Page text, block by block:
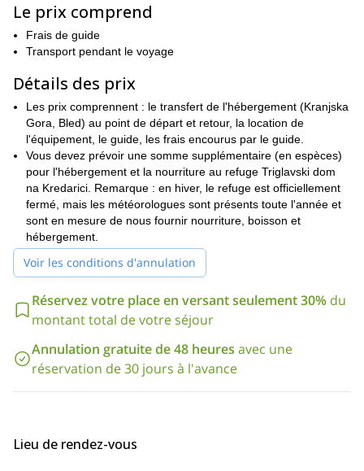
Il est important de considérer que les programmes d'escalade
d'une journée sont réservés aux personnes ayant une excellente
condition physique. Cela signifie que vous devez avoir un niveau
5 sur une échelle d'endurance de 1 à 5.
Voici les 2 routes que nous pouvons prendre :
Parcours d'escalade de la vallée de Krma
La voie d'ascension la plus facile jusqu'au sommet du Mt Triglav
est deKrma Valley.Elle implique entre 12 et 14 heures
d'escalade, pour environ 2000 m de dénivelé. Il y a aussi une via
ferrata de 400 m.
Parcours d'escalade de la vallée de Vrata
La voie d'escalade à partir duVallée de Vrataest la voie la plus
difficile pour l'ascension de ce sommet. Elle implique une via
ferrata de 1500 mètres de long, avec près de 2000 mètres de
dénivelé.
Faites-moi savoir si vous acceptez le défi d'une ascension d'un
jour du Mont Triglav. Si vous pensez que c'est trop difficile,
consultez le site web de l'association.
d'escalade que je propose. Contactez-moi pour que nous
puissions discuter de la meilleure option pour vous et
commencer à planifier votre aventure !
Le prix comprend
Frais de guide
Transport pendant le voyage
Détails des prix
Les prix comprennent : le transfert de l'hébergement (Kranjska
Gora, Bled) au point de départ et retour, la location de
l'équipement, le guide, les frais encourus par le guide.
Vous devez prévoir une somme supplémentaire (en espèces)
pour l'hébergement et la nourriture au refuge Triglavski dom
na Kredarici. Remarque : en hiver, le refuge est officiellement
fermé, mais les météorologues sont présents toute l'année et
sont en mesure de nous fournir nourriture, boisson et
hébergement.
Voir les conditions d'annulation
Réservez votre place en versant seulement 30% du
montant total de votre séjour
Annulation gratuite de 48 heures avec une
réservation de 30 jours à l'avance
Lieu de rendez-vous